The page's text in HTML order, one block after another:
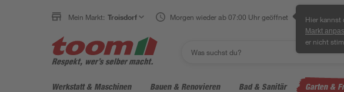
Mein Markt: Troisdorf Morgen wieder ab 07:00 Uhr geöffnet Hier kannst
Markt
er nicht
Werkstatt & Maschinen Bauen & Renovieren Bad & Sanitär Garten &